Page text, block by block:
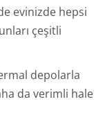
evinizde hepsi
çeşitli
depolarla
da verimli hale